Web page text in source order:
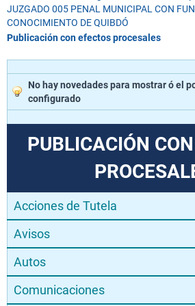
JUZGADO 005 PENAL MUNICIPAL CON
CONOCIMIENTO DE QUIBDÓ
Publicación con efectos procesales
No hay novedades para mostrar ó el
configurado
PUBLICACIÓN
Acciones de Tutela
Avisos
Autos
Comunicaciones